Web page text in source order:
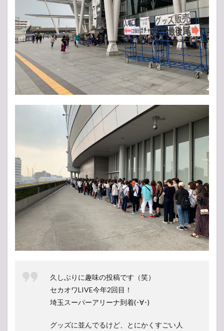
久しぶりに趣味の投稿です（笑）
セカオワLIVE今年2回目！
埼玉スーパーアリーナ到着(･∀･)
グッズに並んでるけど、とにかくすごい人